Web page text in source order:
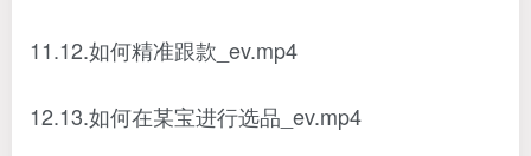
11.12.如何精准跟款_ev.mp4
12.13.如何在某宝进行选品_ev.mp4